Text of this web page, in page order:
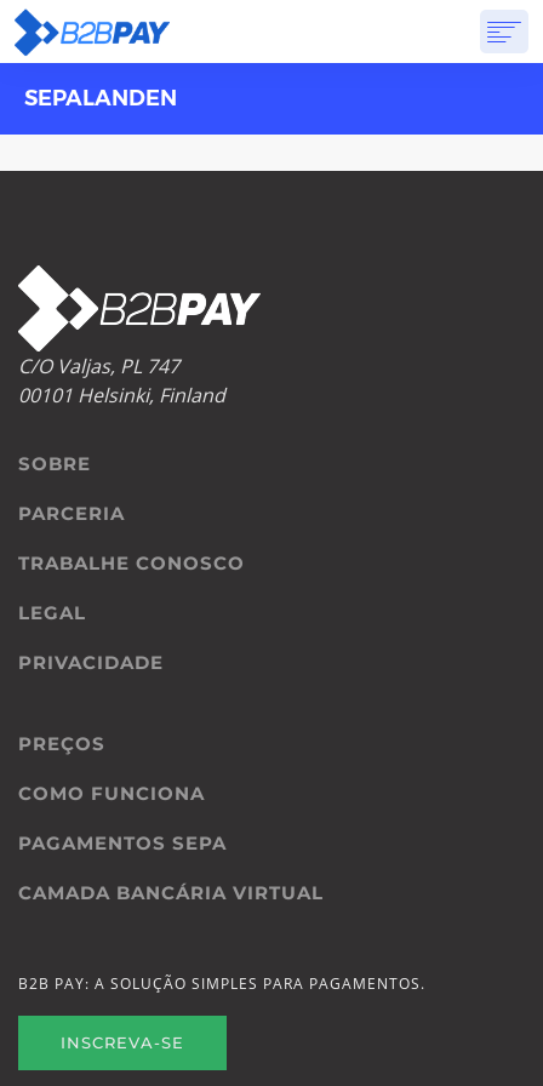
SOBRESOLUÇÕESBANCO VIRTUAL
SEPALANDEN
C/O Valjas, PL 747
00101 Helsinki, Finland
SOBRE
PARCERIA
TRABALHE CONOSCO
LEGAL
PRIVACIDADE
PREÇOS
COMO FUNCIONA
PAGAMENTOS SEPA
CAMADA BANCÁRIA VIRTUAL
B2B PAY: A SOLUÇÃO SIMPLES PARA PAGAMENTOS.
INSCREVA-SE